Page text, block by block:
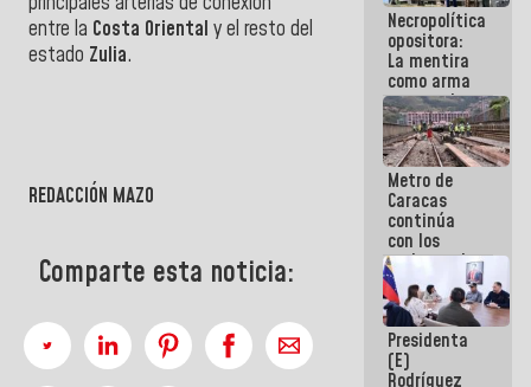
entre la Costa Oriental y el resto del
estado Zulia.
REDACCIÓN MAZO
Comparte esta noticia:
en La Guaira
Necropolítica
opositora:
La mentira
como arma
contra el
Pueblo
Metro de
Caracas
continúa
con los
trabajos de
mantenimiento
e inspección
en la Línea 2
Presidenta
(E)
Rodríguez